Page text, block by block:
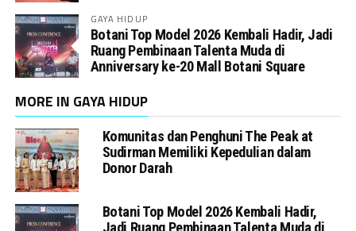
GAYA HIDUP
Botani Top Model 2026 Kembali Hadir, Jadi
Ruang Pembinaan Talenta Muda di
Anniversary ke-20 Mall Botani Square
MORE IN GAYA HIDUP
Komunitas dan Penghuni The Peak at
Sudirman Memiliki Kepedulian dalam
Donor Darah
Botani Top Model 2026 Kembali Hadir,
Jadi Ruang Pembinaan Talenta Muda di